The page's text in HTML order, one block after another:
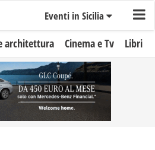
Eventi in Sicilia
architettura Cinema e Tv Libri